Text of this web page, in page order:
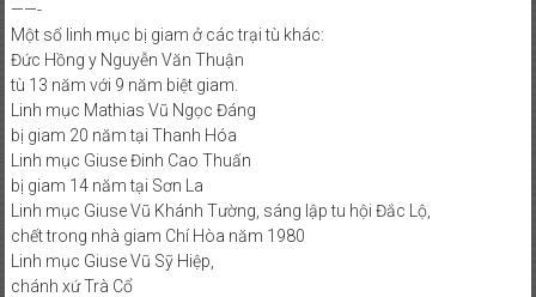
——-
Một số linh mục bị giam ở các trại tù khác:
Đức Hồng y Nguyễn Văn Thuận
tù 13 năm với 9 năm biệt giam.
Linh mục Mathias Vũ Ngọc Đáng
bị giam 20 năm tại Thanh Hóa
Linh mục Giuse Đinh Cao Thuấn
bị giam 14 năm tại Sơn La
Linh mục Giuse Vũ Khánh Tường, sáng lập tu hội Đắc Lộ,
chết trong nhà giam Chí Hòa năm 1980
Linh mục Giuse Vũ Sỹ Hiệp,
chánh xứ Trà Cổ